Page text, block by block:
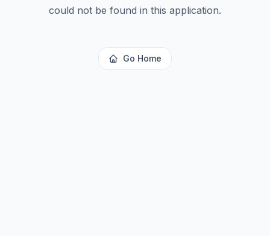
could not be found in this application.
Go Home